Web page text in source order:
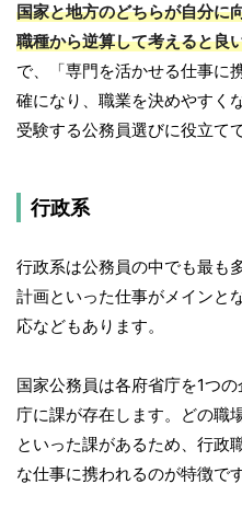
国家と地方のどちらが自分に
職種から逆算して考えると良
で、「専門を活かせる仕事に
確になり、職業を決めやすく
受験する公務員選びに役立て
行政系
行政系は公務員の中でも最も
計画といった仕事がメインと
応などもあります。
国家公務員は各府省庁を1つ
庁に課が存在します。どの職
といった課があるため、行政
な仕事に携われるのが特徴です